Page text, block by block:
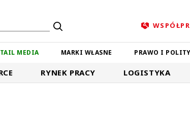
MEDIA MARKI WŁASNE PRAWO I
RYNEK PRACY LOGISTYKA